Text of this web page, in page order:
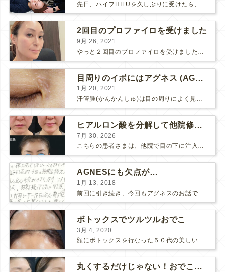
先日、ハイフHIFUを久しぶりに受けたら、顔の調子がとても良い感じです♪ 私はハイフHIFU後はいつも３日位、人には気付かれない程度に軽く腫れて、その後、グングンと顔が引き締まります。 ...
2回目のプロファイロを受けました
9月 26, 2021
目周りのイボにはアグネス (AGNES）が効く！（ほぼ）ノーダウンタイムのイボ治療
1月 20, 2021
汗管腫(かんかんしゅ)は目の周りによく見られるいぼです。 以前は炭酸ガスレーザーでイボ組織を削って（蒸散とかアブレーションと言います）治療していました。 汗管腫は治療しても再発しやすい難治...
ヒアルロン酸を分解して他院修正（目の下のチンダル現象とその補正）
7月 30, 2026
こちらの患者さまは、他院で目の下に注入したヒアルロン酸がチンダル現象を起こしていたため、 ヒアルロン酸を分解する薬（ヒアルロニダーゼ）で分解してから 改めてヒアルロン酸を入れ直しました。 ...
AGNESにも欠点が…
1月 13, 2018
前回に引き続き、今回もアグネスのお話です。 AGNESはとっても良い治療である一方、 欠点もいくつかありますので、そちらもお話ししておきますね。 AGNESの欠点 1. ダウンタイム A...
ボトックスでツルツルおでこ
3月 4, 2020
額にボトックスを行なった５０代の美しい女性です。 エイジングとともに横ジワが目立つようになって、 キメが乱れてツヤが無くなってきます。 ボトックスを額に注射すると 横ジワが目立たなくな...
丸くするだけじゃない！おでこのヒアルロン酸注射